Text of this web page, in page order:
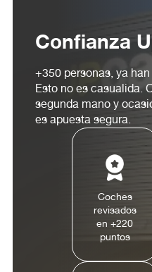
Confianza
+350 personas, ya
Esto no es casualida.
segunda mano y
es apuesta segura.
Coches
revisados
en +220
puntos